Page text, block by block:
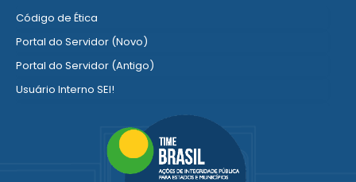
Código de Ética
Portal do Servidor (Novo)
Portal do Servidor (Antigo)
Usuário Interno SEI!
Portal do Segurado